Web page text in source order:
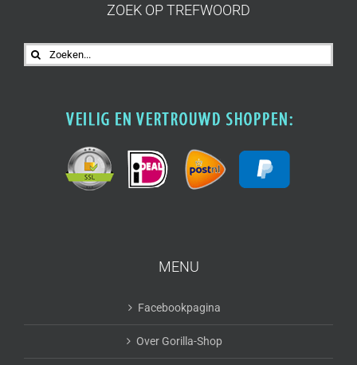
ZOEK OP TREFWOORD
Zoeken
naar:
MENU
Facebookpagina
Over Gorilla-Shop